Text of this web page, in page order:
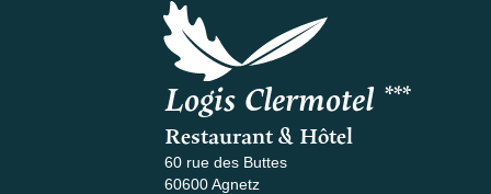
Logis Clermotel ***
Restaurant & Hôtel
60 rue des Buttes
60600 Agnetz